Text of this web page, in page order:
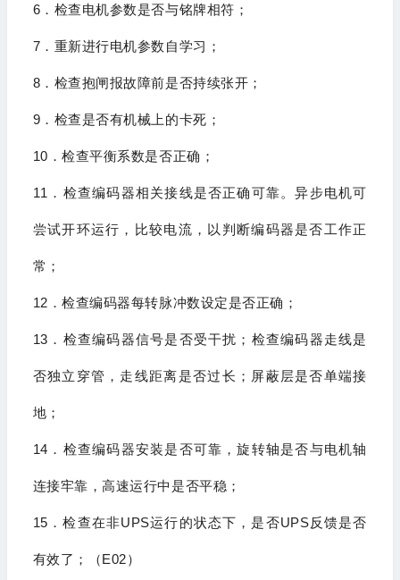
6 ．检查电机参数是否与铭牌相符；
7 ．重新进行电机参数自学习；
8 ．检查抱闸报故障前是否持续张开；
9 ．检查是否有机械上的卡死；
10 ．检查平衡系数是否正确；
11 ．检查编码器相关接线是否正确可靠。异步电机可
尝试开环运行，比较电流，以判断编码器是否工作正
常；
12 ．检查编码器每转脉冲数设定是否正确；
13 ．检查编码器信号是否受干扰；检查编码器走线是
否独立穿管，走线距离是否过长；屏蔽层是否单端接
地；
14 ．检查编码器安装是否可靠，旋转轴是否与电机轴
连接牢靠，高速运行中是否平稳；
15 ．检查在非UPS运行的状态下，是否UPS反馈是否
有效了；（E02）